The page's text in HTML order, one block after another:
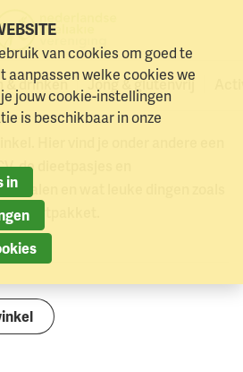
& drinken Jong & glutenvrij
(download) 0
Hier vind je onder andere een
de dieetpasjes en
40 talen en wat leuke dingen zoals
van cookies om goed te
aanpassen welke cookies we
jouw cookie-instellingen
is beschikbaar in onze
in